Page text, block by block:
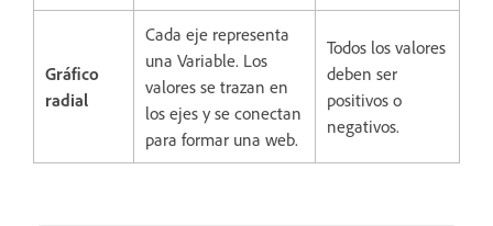
Gráfico
radial
Cada eje representa
una Variable. Los
valores se trazan en
los ejes y se conectan
para formar una web.
Todos los valores
deben ser
positivos o
negativos.